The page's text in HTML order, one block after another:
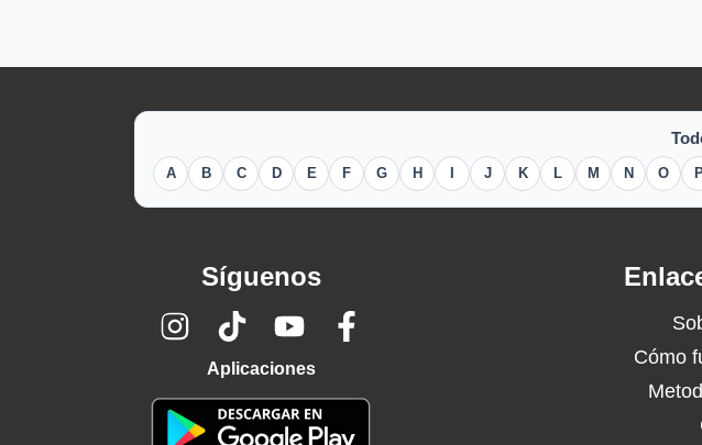
A B C D E F G H J K L M N O
Síguenos
Aplicaciones
Cómo